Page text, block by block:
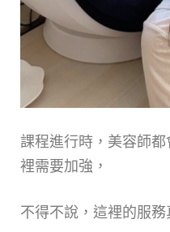
課程進行時，美容師
裡需要加強，
不得不說，這裡的服務